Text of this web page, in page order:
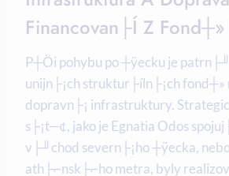
Financovan├í Z Fond┼»
P┼Öi pohybu po ┼ÿecku je
unijn├¡ch struktur├íln├¡ch fond┼»
dopravn├¡ infrastruktury.
s├¡t─¢, jako je Egnatia Odos
v├╜chod severn├¡ho ┼ÿecka,
ath├⌐nsk├⌐ho metra, byly